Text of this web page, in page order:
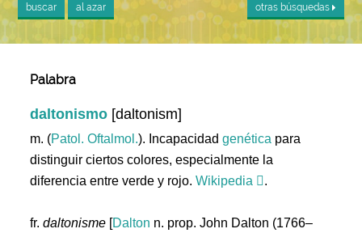
buscar al azar otras búsquedas
Palabra
daltonismo [daltonism]
m. (Patol. Oftalmol.). Incapacidadgenética para
distinguir ciertos colores, especialmente la
diferencia entre verde y rojo.Wikipedia .
fr.daltonisme [Dalton n. prop. John Dalton (1766–